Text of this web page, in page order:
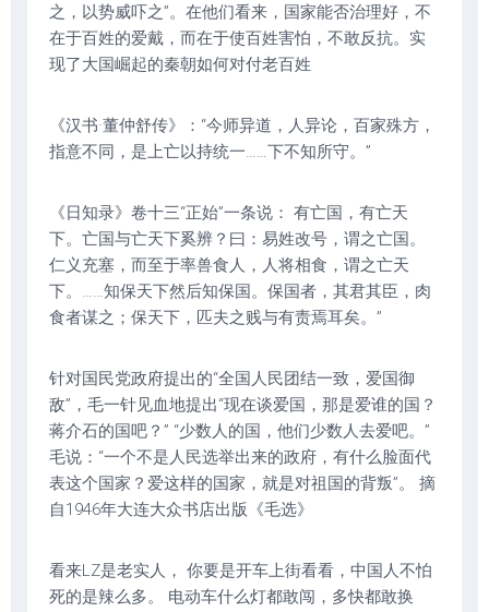
之，以势威吓之”。在他们看来，国家能否治理好，不
在于百姓的爱戴，而在于使百姓害怕，不敢反抗。实
现了大国崛起的秦朝如何对付老百姓
《汉书·董仲舒传》：“今师异道，人异论，百家殊方，
指意不同，是上亡以持统一……下不知所守。”
《日知录》卷十三“正始”一条说： 有亡国，有亡天
下。亡国与亡天下奚辨？曰：易姓改号，谓之亡国。
仁义充塞，而至于率兽食人，人将相食，谓之亡天
下。……知保天下然后知保国。保国者，其君其臣，肉
食者谋之；保天下，匹夫之贱与有责焉耳矣。”
针对国民党政府提出的“全国人民团结一致，爱国御
敌”，毛一针见血地提出“现在谈爱国，那是爱谁的国？
蒋介石的国吧？” “少数人的国，他们少数人去爱吧。”
毛说：“一个不是人民选举出来的政府，有什么脸面代
表这个国家？爱这样的国家，就是对祖国的背叛”。 摘
自1946年大连大众书店出版《毛选》
看来LZ是老实人， 你要是开车上街看看，中国人不怕
死的是辣么多。 电动车什么灯都敢闯，多快都敢换